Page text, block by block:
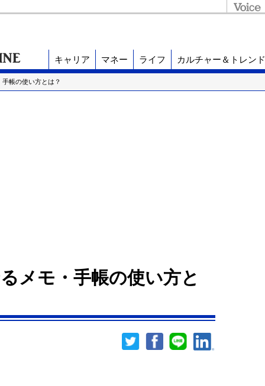
キャリア マネー ライフ カルチャー＆トレンド
帳の使い方とは？
メモ・手帳の使い方と